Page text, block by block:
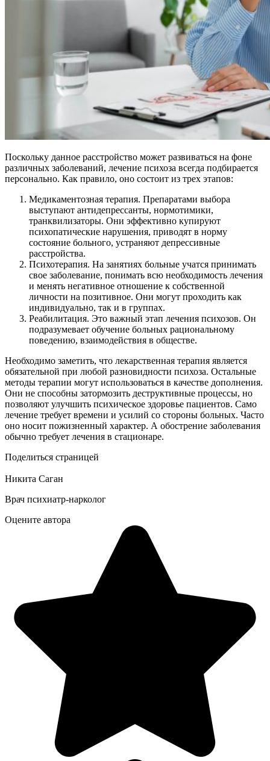
Поскольку данное расстройство может развиваться на фоне
различных заболеваний, лечение психоза всегда подбирается
персонально. Как правило, оно состоит из трех этапов:
Медикаментозная терапия. Препаратами выбора
выступают антидепрессанты, нормотимики,
транквилизаторы. Они эффективно купируют
психопатические нарушения, приводят в норму
состояние больного, устраняют депрессивные
расстройства.
Психотерапия. На занятиях больные учатся принимать
свое заболевание, понимать всю необходимость лечения
и менять негативное отношение к собственной
личности на позитивное. Они могут проходить как
индивидуально, так и в группах.
Реабилитация. Это важный этап лечения психозов. Он
подразумевает обучение больных рациональному
поведению, взаимодействия в обществе.
Необходимо заметить, что лекарственная терапия является
обязательной при любой разновидности психоза. Остальные
методы терапии могут использоваться в качестве дополнения.
Они не способны затормозить деструктивные процессы, но
позволяют улучшить психическое здоровье пациентов. Само
лечение требует времени и усилий со стороны больных. Часто
оно носит пожизненный характер. А обострение заболевания
обычно требует лечения в стационаре.
Поделиться страницей
Никита Саган
Врач психиатр-нарколог
Оцените автора